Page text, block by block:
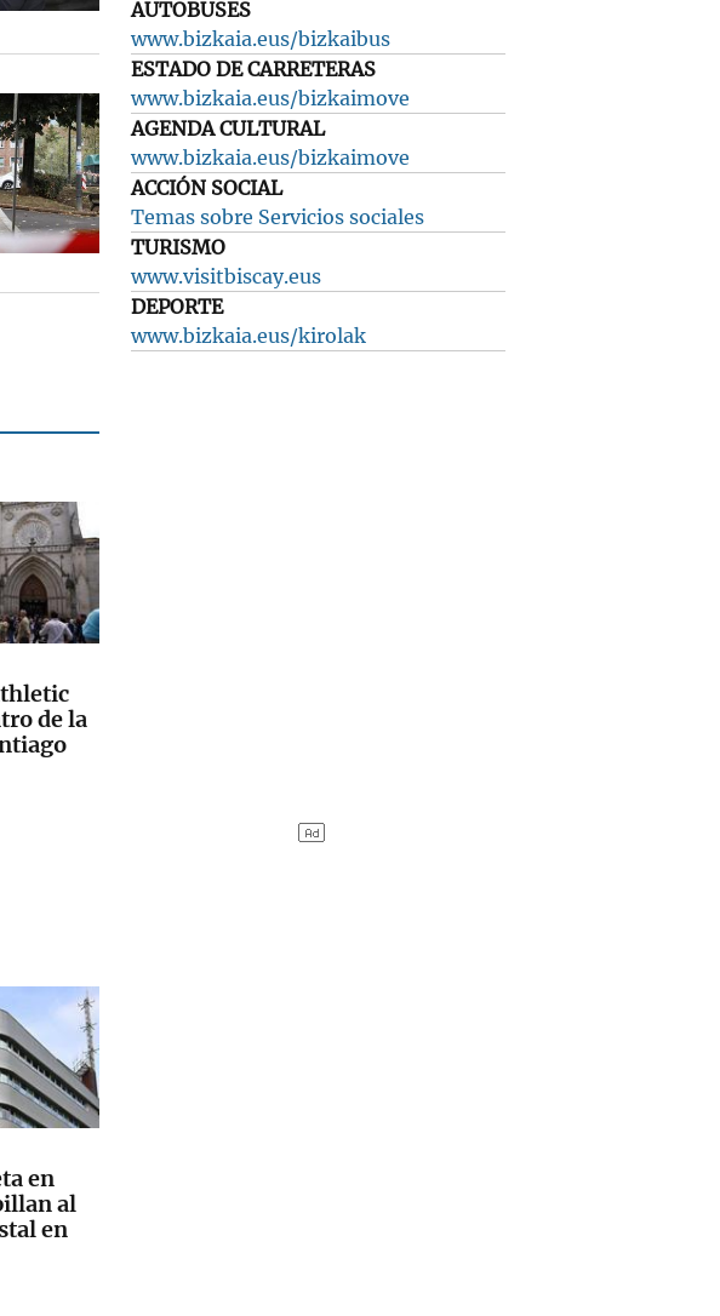
de la
en
al
en
AUTOBUSES
www.bizkaia.eus/bizkaibus
ESTADO DE CARRETERAS
www.bizkaia.eus/bizkaimove
AGENDA CULTURAL
www.bizkaia.eus/bizkaimove
ACCIÓN SOCIAL
Temas sobre Servicios sociales
TURISMO
www.visitbiscay.eus
DEPORTE
www.bizkaia.eus/kirolak